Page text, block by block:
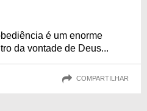
é um enorme
da vontade de Deus...
COMPARTILHAR